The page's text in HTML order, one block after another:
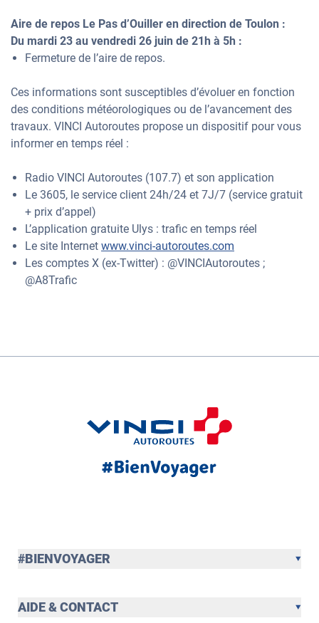
Aire de repos Le Pas d’Ouiller en direction de Toulon :
Du mardi 23 au vendredi 26 juin de 21h à 5h :
Fermeture de l’aire de repos.
Ces informations sont susceptibles d’évoluer en fonction
des conditions météorologiques ou de l’avancement des
travaux. VINCI Autoroutes propose un dispositif pour vous
informer en temps réel :
Radio VINCI Autoroutes (107.7) et son application
Le 3605, le service client 24h/24 et 7J/7 (service gratuit
+ prix d’appel)
L’application gratuite Ulys : trafic en temps réel
Le site Internet www.vinci-autoroutes.com
Les comptes X (ex-Twitter) : @VINCIAutoroutes ;
@A8Trafic
#BIENVOYAGER
AIDE & CONTACT